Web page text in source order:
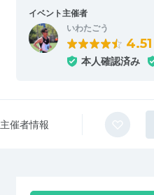
イベント主催者
いわたごう
4.51
本人確認済み
主催者情報